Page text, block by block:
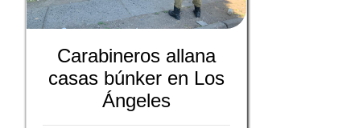
Carabineros allana
casas búnker en Los
Ángeles